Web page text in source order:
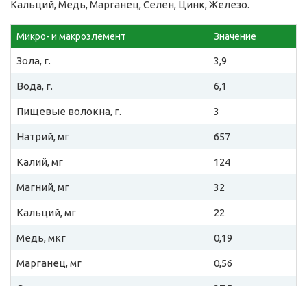
Кальций, Медь, Марганец, Селен, Цинк, Железо.
Микро- и макроэлемент Значение
Зола, г. 3,9
Вода, г. 6,1
Пищевые волокна, г. 3
Натрий, мг 657
Калий, мг 124
Магний, мг 32
Кальций, мг 22
Медь, мкг 0,19
Марганец, мг 0,56